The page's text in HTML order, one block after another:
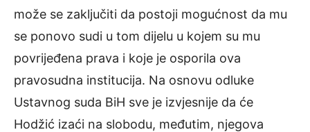
može se zaključiti da postoji mogućnost da mu
se ponovo sudi u tom dijelu u kojem su mu
povrijeđena prava i koje je osporila ova
pravosudna institucija. Na osnovu odluke
Ustavnog suda BiH sve je izvjesnije da će
Hodžić izaći na slobodu, međutim, njegova